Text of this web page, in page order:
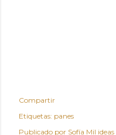
Compartir
Etiquetas: panes
Publicado por Sofía Mil